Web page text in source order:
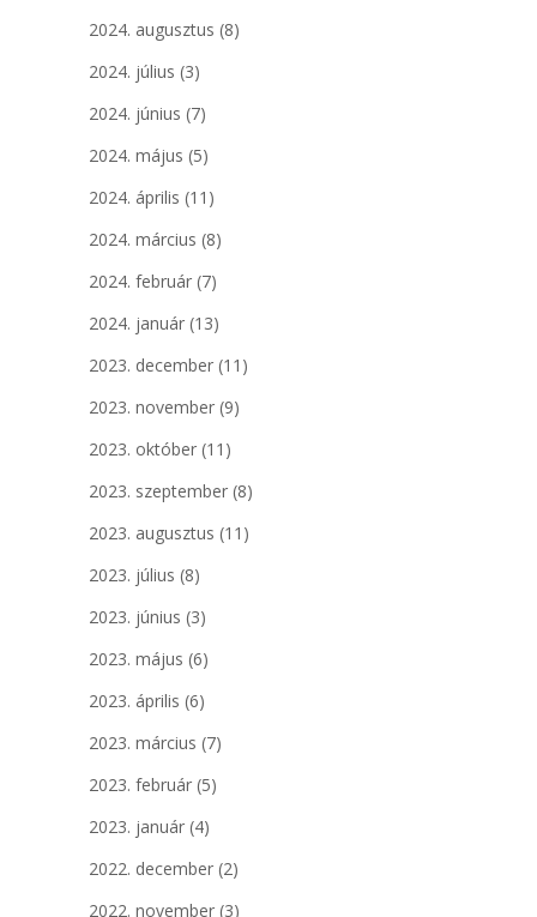
2024. augusztus (8)
2024. július (3)
2024. június (7)
2024. május (5)
2024. április (11)
2024. március (8)
2024. február (7)
2024. január (13)
2023. december (11)
2023. november (9)
2023. október (11)
2023. szeptember (8)
2023. augusztus (11)
2023. július (8)
2023. június (3)
2023. május (6)
2023. április (6)
2023. március (7)
2023. február (5)
2023. január (4)
2022. december (2)
2022. november (3)